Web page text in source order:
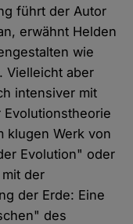
führt der Autor
erwähnt Helden
wie
Vielleicht aber
intensiver mit
klugen Werk von
Evolution" oder
der
der Erde: Eine
des